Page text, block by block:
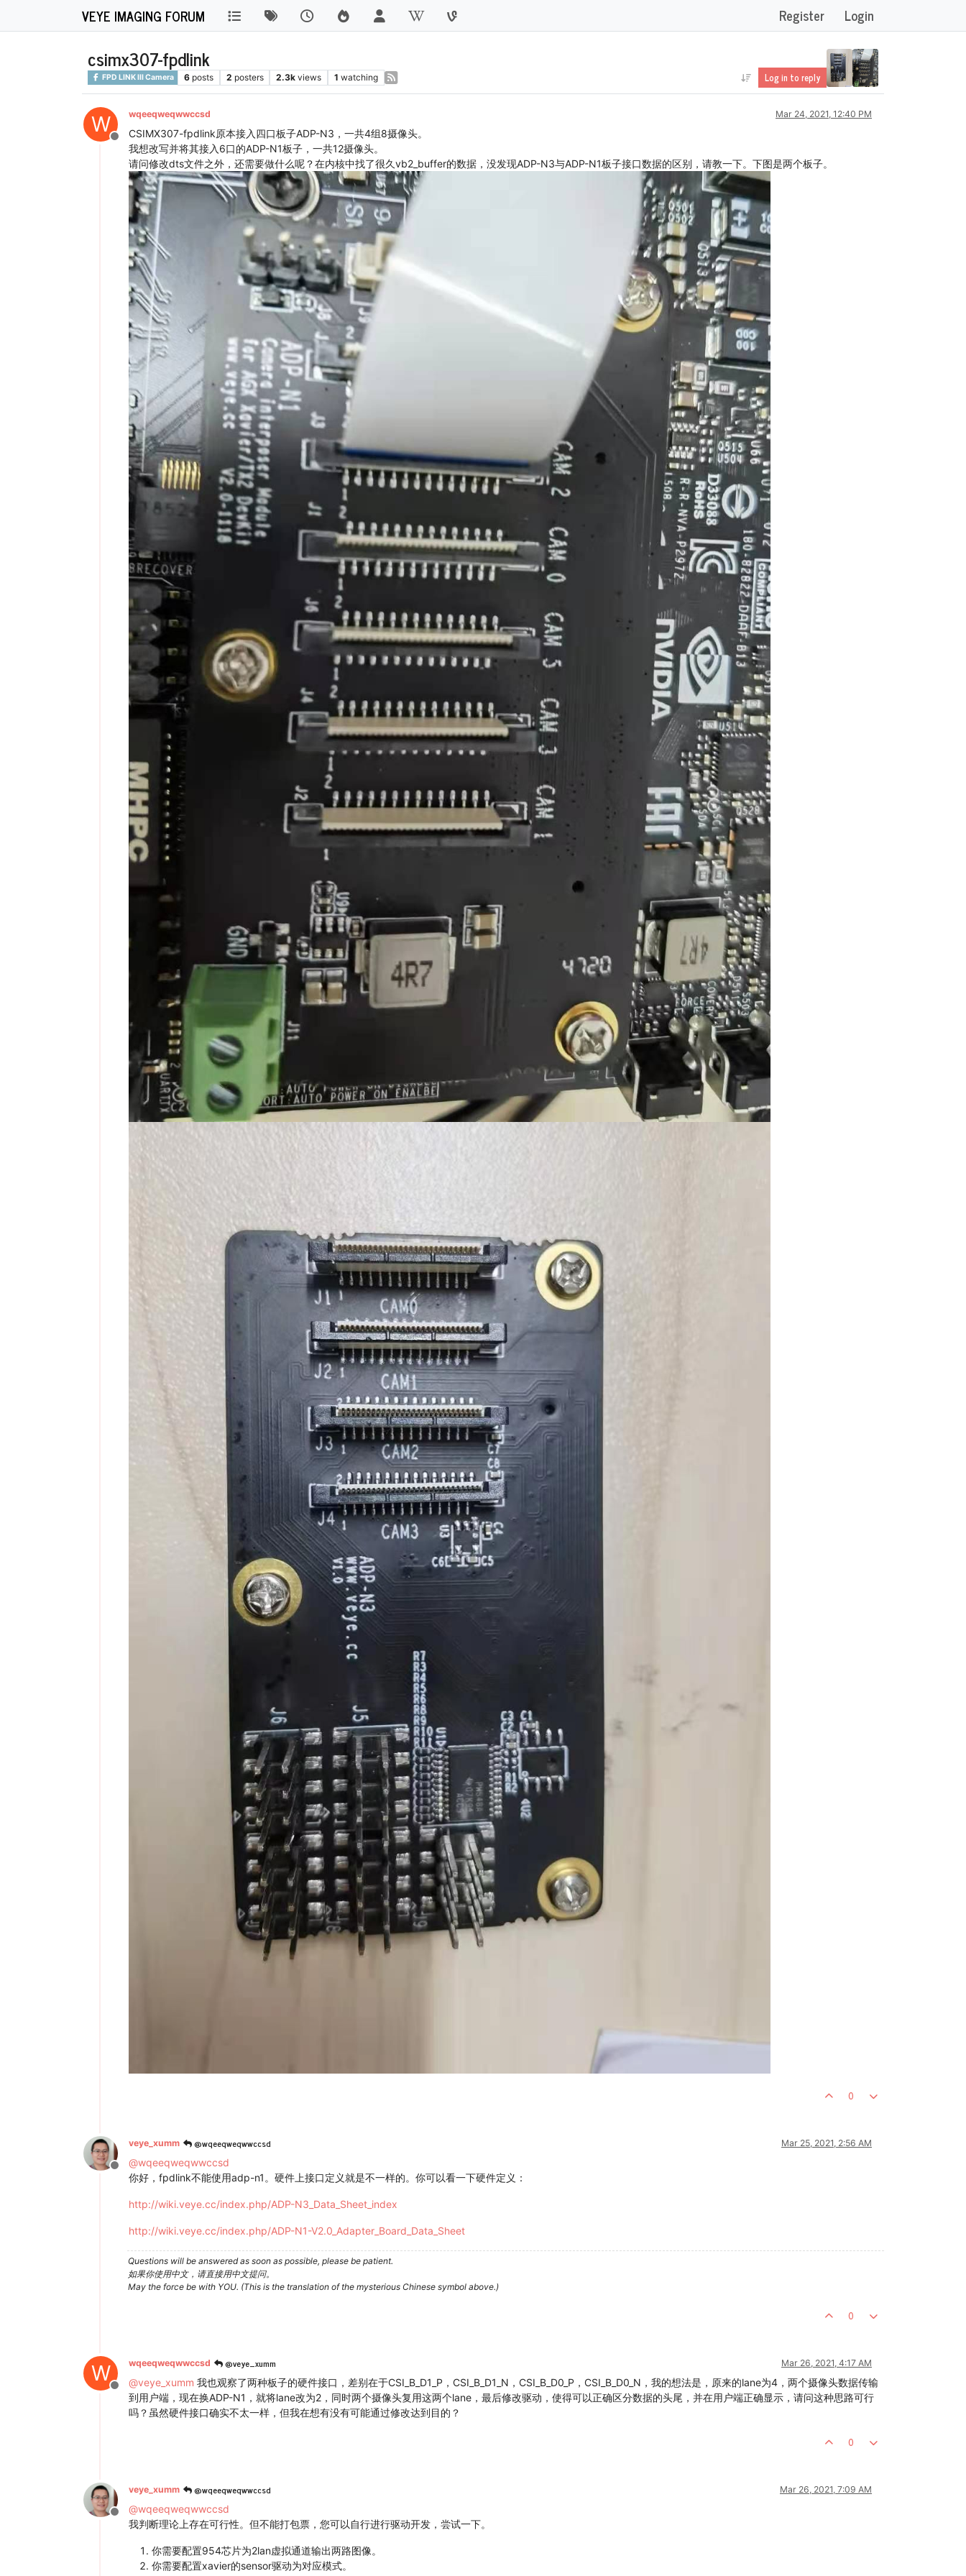
VEYE IMAGING FORUM Register Login
csimx307-fpdlink
FPD LINK III Camera 6 posts 2 posters 2.3k views 1 watching Log in to reply
W
Offline
wqeeqweqwwccsd Mar 24, 2021, 12:40 PM
CSIMX307-fpdlink原本接入四口板子ADP-N3，一共4组8摄像头。
我想改写并将其接入6口的ADP-N1板子，一共12摄像头。
请问修改dts文件之外，还需要做什么呢？在内核中找了很久vb2_buffer的数据，没发现ADP-N3与ADP-N1板子接口数据的区别，请教一下。下图是两个板子。
0
Offline
veye_xumm @wqeeqweqwwccsd Mar 25, 2021, 2:56 AM
@wqeeqweqwwccsd
你好，fpdlink不能使用adp-n1。硬件上接口定义就是不一样的。你可以看一下硬件定义：
http://wiki.veye.cc/index.php/ADP-N3_Data_Sheet_index
http://wiki.veye.cc/index.php/ADP-N1-V2.0_Adapter_Board_Data_Sheet
Questions will be answered as soon as possible, please be patient.
如果你使用中文，请直接用中文提问。
May the force be with YOU. (This is the translation of the mysterious Chinese symbol above.)
0
W
Offline
wqeeqweqwwccsd @veye_xumm Mar 26, 2021, 4:17 AM
@veye_xumm 我也观察了两种板子的硬件接口，差别在于CSI_B_D1_P，CSI_B_D1_N，CSI_B_D0_P，CSI_B_D0_N，我的想法是，原来的lane为4，两个摄像头数据传输
到用户端，现在换ADP-N1，就将lane改为2，同时两个摄像头复用这两个lane，最后修改驱动，使得可以正确区分数据的头尾，并在用户端正确显示，请问这种思路可行
吗？虽然硬件接口确实不太一样，但我在想有没有可能通过修改达到目的？
0
Offline
veye_xumm @wqeeqweqwwccsd Mar 26, 2021, 7:09 AM
@wqeeqweqwwccsd
我判断理论上存在可行性。但不能打包票，您可以自行进行驱动开发，尝试一下。
你需要配置954芯片为2lan虚拟通道输出两路图像。
你需要配置xavier的sensor驱动为对应模式。